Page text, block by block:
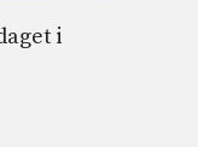
i